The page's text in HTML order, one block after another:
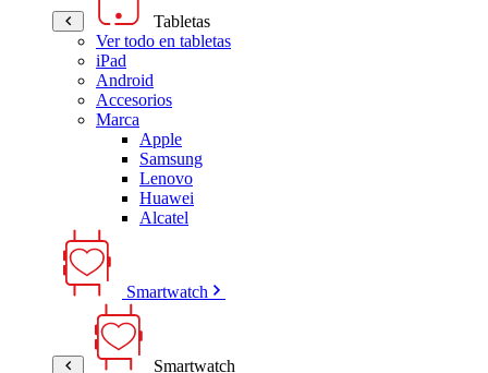
Tabletas
Ver todo en tabletas
iPad
Android
Accesorios
Marca
Apple
Samsung
Lenovo
Huawei
Alcatel
Smartwatch
Smartwatch